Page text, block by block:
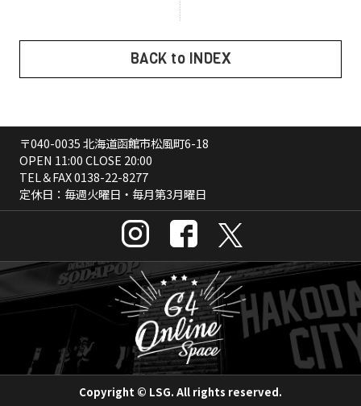
BACK to INDEX
〒040-0035 北海道函館市松風町6-18
OPEN 11:00 CLOSE 20:00
TEL＆FAX0138-22-8277
定休日：毎週火曜日・毎月第3月曜日
Copyright © LSG. All rights reserved.